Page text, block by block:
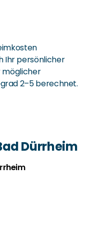
Ihr persönlicher
möglicher
2–5 berechnet.
Dürrheim